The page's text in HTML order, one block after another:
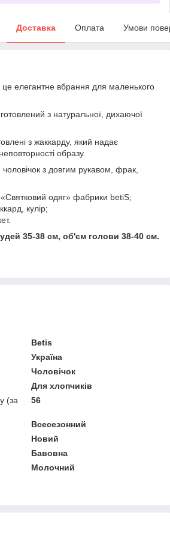
Доставка Оплата Умови
це елегантне вбрання для маленького
з натуральної, дихаючої
з жаккарду, який надає
образу.
чоловічок з довгим рукавом, фрак,
«Святковий одяг» фабрики betiS;
кулір;
35-38 см, об'єм голови 38-40 см.
Betis
Україна
Чоловічок
Для хлопчиків
(за
56
Всесезонний
Новий
Бавовна
Молочний